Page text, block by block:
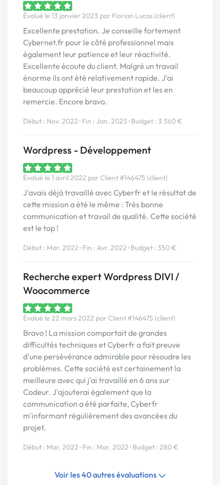
Évalué le 13 janvier 2023 par Florian Lucas (client)
Excellente prestation. Je conseille fortement
Cybernet.fr pour le côté professionnel mais
également leur patience et leur réactivité.
Excellente écoute du client. Malgré un travail
énorme ils ont été relativement rapide. J'ai
beaucoup apprécié leur prestation et les en
remercie. Encore bravo.
Début : Nov. 2022•Fin : Jan. 2023•Budget : 3 360 €
Wordpress - Développement
Évalué le 1 avril 2022 par Client #146475 (client)
J'avais déjà travaillé avec Cyberfr et le résultat de
cette mission a été le même : Très bonne
communication et travail de qualité. Cette société
est le top !
Début : Mar. 2022•Fin : Avr. 2022•Budget : 350 €
Recherche expert Wordpress DIVI /
Woocommerce
Évalué le 22 mars 2022 par Client #146475 (client)
Bravo ! La mission comportait de grandes
difficultés techniques et Cyberfr a fait preuve
d'une persévérance admirable pour résoudre les
problèmes. Cette société est certainement la
meilleure avec qui j'ai travaillé en 6 ans sur
Codeur. J'ajouterai également que la
communication a été parfaite, Cyberfr
m'informant régulièrement des avancées du
projet.
Début : Mar. 2022•Fin : Mar. 2022•Budget : 280 €
Voir les 40 autres évaluations